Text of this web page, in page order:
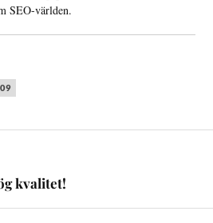
SEO-världen.
kvalitet!